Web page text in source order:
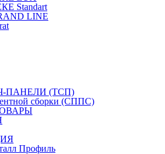
Standart
LINE
ПАНЕЛИ (ТСП)
сборки (СППС)
Профиль